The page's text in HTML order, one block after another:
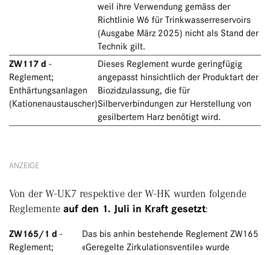
weil ihre Verwendung gemäss der
Richtlinie W6 für Trinkwasserreservoirs
(Ausgabe März 2025) nicht als Stand der
Technik gilt.
ZW117 d -
Reglement;
Enthärtungsanlagen
(Kationenaustauscher)
Dieses Reglement wurde geringfügig
angepasst hinsichtlich der Produktart der
Biozidzulassung, die für
Silberverbindungen zur Herstellung von
gesilbertem Harz benötigt wird.
ANZEIGE
Von der W-UK7 respektive der W-HK wurden folgende
Reglemente auf den 1. Juli in Kraft gesetzt:
ZW165/1 d -
Reglement;
Das bis anhin bestehende Reglement ZW165
«Geregelte Zirkulationsventile» wurde